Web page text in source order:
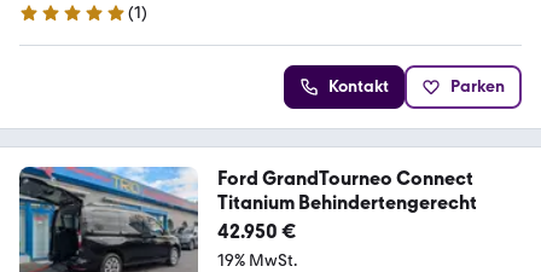
5 Sterne
(1)
Kontakt Parken
Ford GrandTourneo Connect
Titanium Behindertengerecht
42.950 €
19% MwSt.